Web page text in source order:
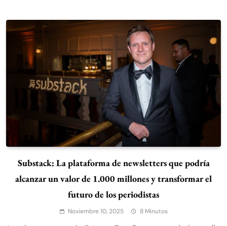
Substack: La plataforma de newsletters que podría
alcanzar un valor de 1.000 millones y transformar el
futuro de los periodistas
Noviembre 10, 2025 8 Minutos